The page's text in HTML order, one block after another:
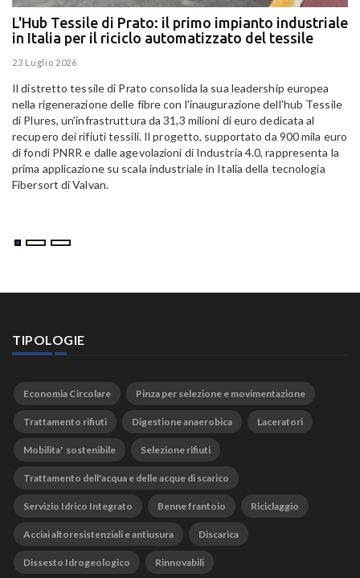
L'Hub Tessile di Prato: il primo impianto industriale
in Italia per il riciclo automatizzato del tessile
23 Luglio 2026
Il distretto tessile di Prato consolida la sua leadership europea
nella rigenerazione delle fibre con l'inaugurazione dell'hub Tessile
di Plures, un'infrastruttura da 31,3 milioni di euro dedicata al
recupero dei rifiuti tessili. Il progetto, supportato da 900 mila euro
di fondi PNRR e dalle agevolazioni di Industria 4.0, rappresenta la
prima applicazione su scala industriale in Italia della tecnologia
Fibersort di Valvan.
TIPOLOGIE
Economia Circolare Pinza per selezione e movimentazione
Trattamento rifiuti Digestione anaerobica Laceratori
Mobilita' sostenibile Selezione rifiuti
Trattamento dell'acqua e delle acque di scarico
Servizio Idrico Integrato Benne frantoio Riciclaggio
Acciai altoresistenziali e antiusura Discarica
Dissesto Idrogeologico Rinnovabili